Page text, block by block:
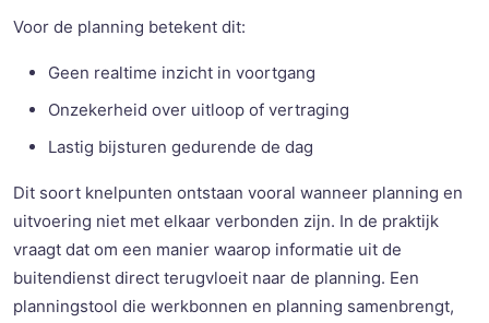
Voor de planning betekent dit:
Geen realtime inzicht in voortgang
Onzekerheid over uitloop of vertraging
Lastig bijsturen gedurende de dag
Dit soort knelpunten ontstaan vooral wanneer planning en
uitvoering niet met elkaar verbonden zijn. In de praktijk
vraagt dat om een manier waarop informatie uit de
buitendienst direct terugvloeit naar de planning. Een
planningstool die werkbonnen en planning samenbrengt,